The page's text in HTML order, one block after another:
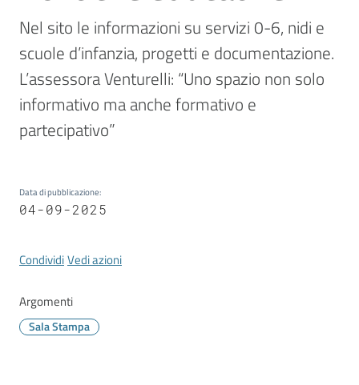
Argomenti
Seguici
su
Nel sito le informazioni su servizi 0-6, nidi e
scuole d’infanzia, progetti e documentazione.
L’assessora Venturelli: “Uno spazio non solo
informativo ma anche formativo e
partecipativo”
Data di pubblicazione:
04-09-2025
CondividiVedi azioni
Argomenti
Sala Stampa